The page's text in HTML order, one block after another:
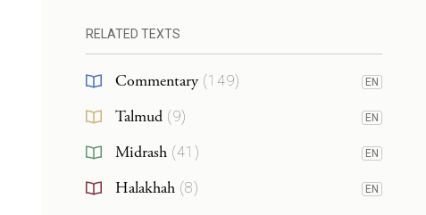
RELATED TEXTS
Commentary(149) EN
Talmud(9) EN
Midrash(41 ) EN
Halakhah(8) EN